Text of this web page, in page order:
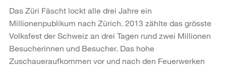
Das Züri Fäscht lockt alle drei Jahre ein
Millionenpublikum nach Zürich. 2013 zählte das grösste
Volksfest der Schweiz an drei Tagen rund zwei Millionen
Besucherinnen und Besucher. Das hohe
Zuschaueraufkommen vor und nach den Feuerwerken